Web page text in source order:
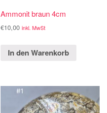
Ammonit braun 4cm
€10,00 inkl. MwSt
In den Warenkorb